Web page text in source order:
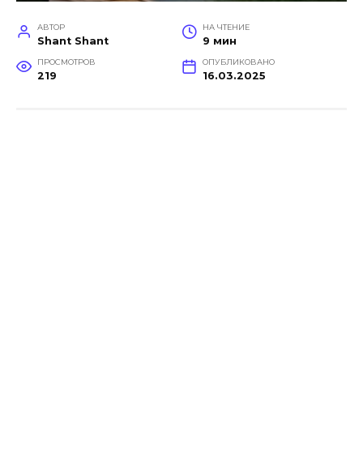
АВТОР
Shant Shant
НА ЧТЕНИЕ
9 мин
ПРОСМОТРОВ
219
ОПУБЛИКОВАНО
16.03.2025